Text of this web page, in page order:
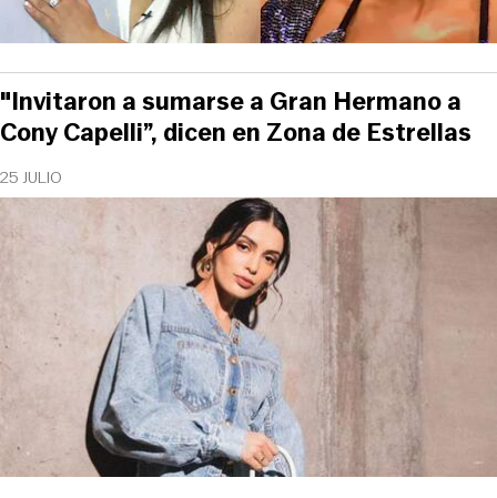
25 JULIO
"Invitaron a sumarse a Gran Hermano a
Cony Capelli”, dicen en Zona de Estrellas